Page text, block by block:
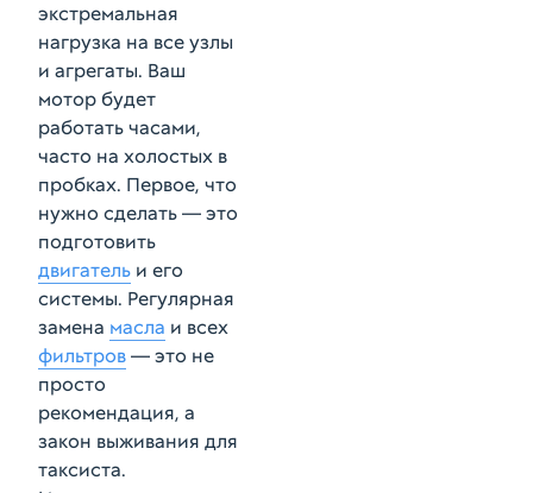
экстремальная
нагрузка на все узлы
и агрегаты. Ваш
мотор будет
работать часами,
часто на холостых в
пробках. Первое, что
нужно сделать — это
подготовить
двигатель и его
системы. Регулярная
замена масла и всех
фильтров— это не
просто
рекомендация, а
закон выживания для
таксиста.